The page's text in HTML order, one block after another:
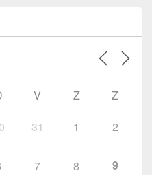
V Z Z
31 1 2
7 8 9